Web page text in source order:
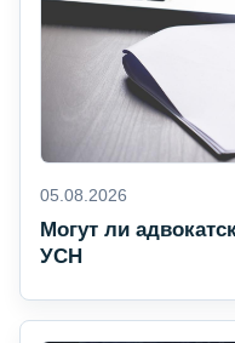
05.08.2026
Могут ли
УСН